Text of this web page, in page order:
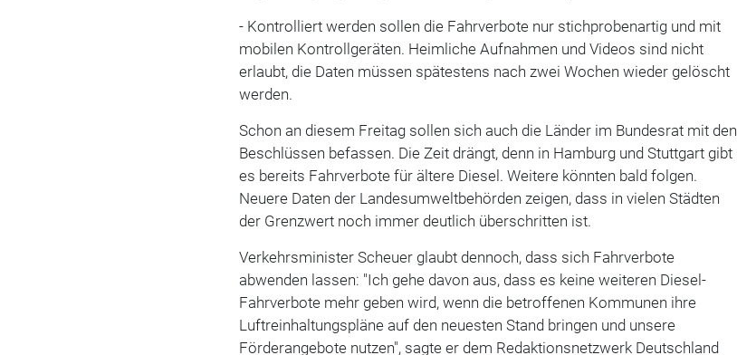
- Kontrolliert werden sollen die Fahrverbote nur stichprobenartig und mit
mobilen Kontrollgeräten. Heimliche Aufnahmen und Videos sind nicht
erlaubt, die Daten müssen spätestens nach zwei Wochen wieder gelöscht
werden.
Schon an diesem Freitag sollen sich auch die Länder im Bundesrat mit den
Beschlüssen befassen. Die Zeit drängt, denn in Hamburg und Stuttgart gibt
es bereits Fahrverbote für ältere Diesel. Weitere könnten bald folgen.
Neuere Daten der Landesumweltbehörden zeigen, dass in vielen Städten
der Grenzwert noch immer deutlich überschritten ist.
Verkehrsminister Scheuer glaubt dennoch, dass sich Fahrverbote
abwenden lassen: "Ich gehe davon aus, dass es keine weiteren Diesel-
Fahrverbote mehr geben wird, wenn die betroffenen Kommunen ihre
Luftreinhaltungspläne auf den neuesten Stand bringen und unsere
Förderangebote nutzen", sagte er dem Redaktionsnetzwerk Deutschland